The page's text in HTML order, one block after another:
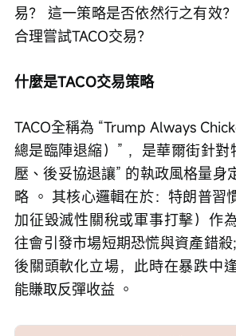
易？ 這一策略是否依然行之有效
合理嘗試TACO交易？
什麼是TACO交易策略
TACO全稱為 “Trump Always
總是臨陣退縮）” ，是華爾街針對
壓、後妥協退讓” 的執政風格量身
略 。 其核心邏輯在於：特朗普習
加征毀滅性關稅或軍事打擊）作
往會引發市場短期恐慌與資產錯
後關頭軟化立場，此時在暴跌中
能賺取反彈收益 。